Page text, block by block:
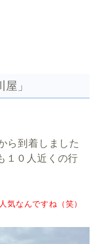
」
ら到着しました
１０人近くの行
気なんですね（笑）